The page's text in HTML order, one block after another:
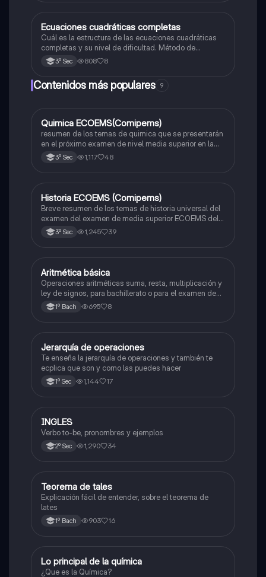
Matemáticas
Ecuaciones cuadráticas completas
Cuál es la estructura de las ecuaciones cuadráticas
completas y su nivel de dificultad. Método de
solucion
3º Sec 808 8
Contenidos más populares 9
Química
Quimica ECOEMS(Comipems)
resumen de los temas de quimica que se presentarán
en el próximo examen de nivel media superior en la
zona metropolitana de el valle de México
3º Sec 1,117 48
Historia
Historia ECOEMS (Comipems)
Breve resumen de los temas de historia universal del
examen del examen de media superior ECOEMS del
valle de México
3º Sec 1,245 39
Matemáticas
Aritmética básica
Operaciones aritméticas suma, resta, multiplicación y
ley de signos, para bachillerato o para el examen de
admisión a la universidad
1º Bach 695 8
Matemáticas
Jerarquía de operaciones
Te enseña la jerarquía de operaciones y también te
ecplica que son y como las puedes hacer
1º Sec 1,144 17
Inglés
INGLES
Verbo to-be, pronombres y ejemplos
2º Sec 1,290 34
Matemáticas
Teorema de tales
Explicación fácil de entender, sobre el teorema de
lates
1º Bach 903 16
Química
Lo principal de la química
¿Que es la Química?